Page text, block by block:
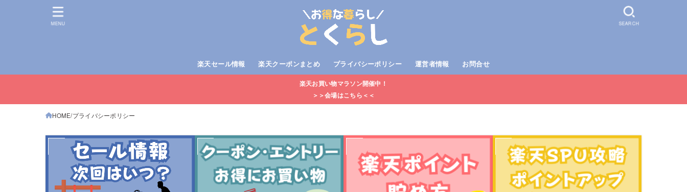
楽天セール情報 楽天クーポンまとめ プライバシーポリシー 運営者情報 お問合せ
SEARCH
MENU
楽天お買い物マラソン開催中！
＞＞会場はこちら＜＜
HOME プライバシーポリシー